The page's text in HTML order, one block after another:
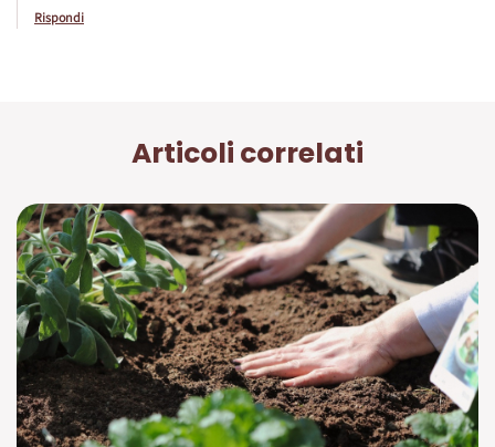
Rispondi
Articoli correlati